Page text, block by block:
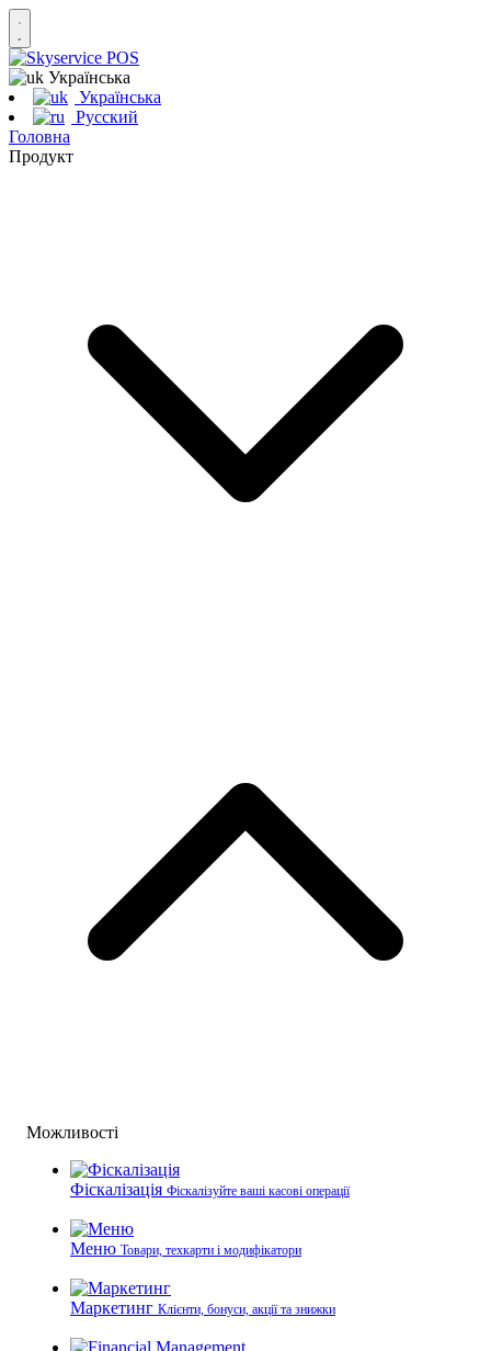
Українська
Українська
Русский
Головна
Продукт
Можливості
Фіскалізація Фіскалізуйте ваші касові операції
Меню Товари, техкарти і модифікатори
Маркетинг Клієнти, бонуси, акції та знижки